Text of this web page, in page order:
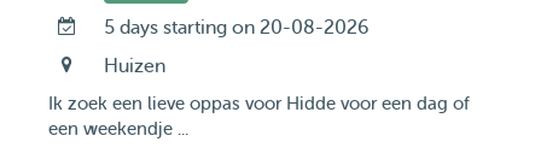
5 days starting on 20-08-2026
Huizen
Ik zoek een lieve oppas voor Hidde voor een dag of
een weekendje ...